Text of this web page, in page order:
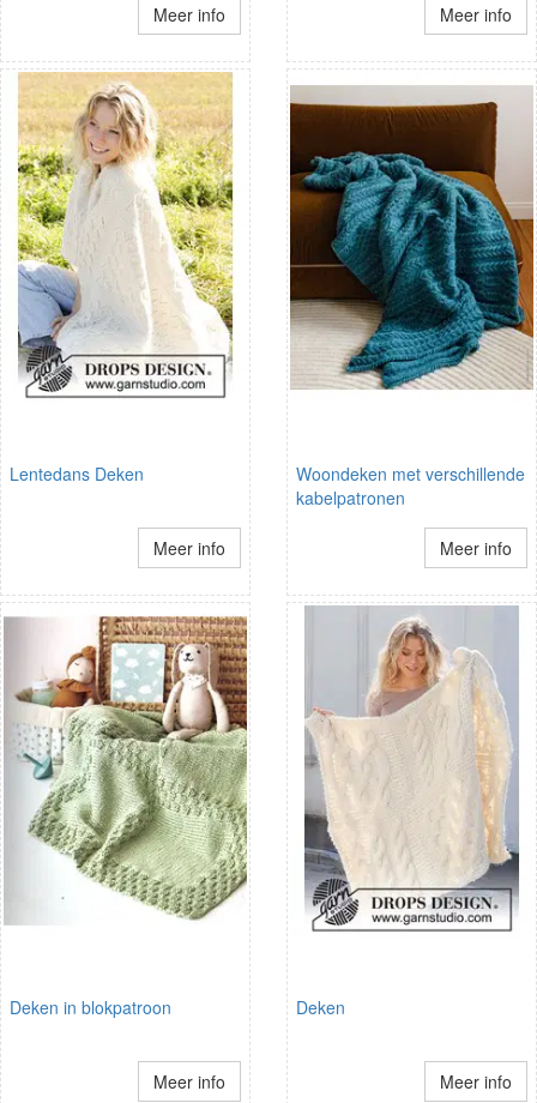
Meer info Meer info
Lentedans Deken
Meer info
Woondeken met verschillende
kabelpatronen
Meer info
Deken in blokpatroon
Meer info
Deken
Meer info